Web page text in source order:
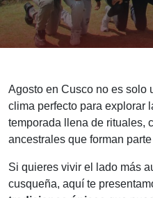
Agosto en Cusco no es solo
clima perfecto para explorar
temporada llena de rituales,
ancestrales que forman
Si quieres vivir el lado más
cusqueña, aquí te